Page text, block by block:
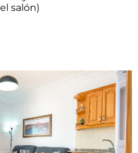
salón)